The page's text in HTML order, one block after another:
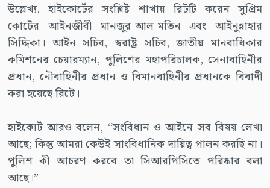
উল্লেখ্য, হাইকোর্টের সংশ্লিষ্ট শাখায় রিটটি করেন সুপ্রিম
কোর্টের আইনজীবী মানজুর-আল-মতিন এবং আইনুন্নাহার
সিদ্দিকা। আইন সচিব, স্বরাষ্ট্র সচিব, জাতীয় মানবাধিকার
কমিশনের চেয়ারম্যান, পুলিশের মহাপরিচালক, সেনাবাহিনীর
প্রধান, নৌবাহিনীর প্রধান ও বিমানবাহিনীর প্রধানকে বিবাদী
করা হয়েছে রিটে।
হাইকোর্ট আরও বলেন, “সংবিধান ও আইনে সব বিষয় লেখা
আছে; কিন্তু আমরা কেউই সাংবিধানিক দায়িত্ব পালন করছি না।
পুলিশ কী আচরণ করবে তা সিআরপিসিতে পরিষ্কার বলা
আছে।”